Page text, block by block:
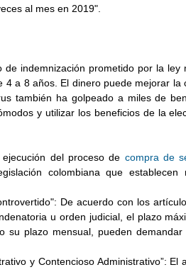
al mes en 2019".
indemnización prometido por la ley
a 8 años. El dinero puede mejorar la
también ha golpeado a miles de
y utilizar los beneficios de la
ejecución del proceso de compra de
colombiana que establecen
De acuerdo con los
u orden judicial, el plazo
su plazo mensual, pueden demandar
y Contencioso Administrativo”: El